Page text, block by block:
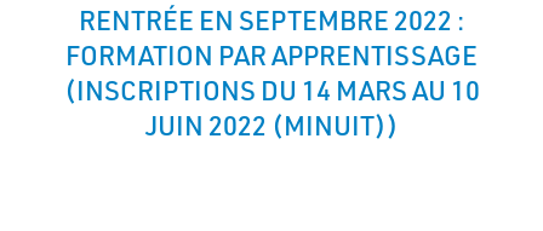
RENTRÉE EN SEPTEMBRE 2022 :
FORMATION PAR APPRENTISSAGE
(INSCRIPTIONS DU 14 MARS AU 10
JUIN 2022 (MINUIT))